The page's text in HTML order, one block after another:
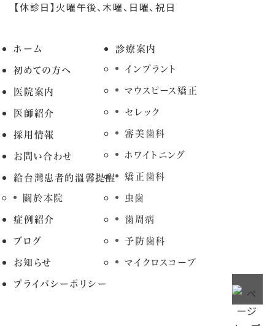
【休診日】火曜午後、木曜、日曜、祝日
ホーム
初めての方へ
医院案内
医師紹介
採用情報
お問い合わせ
給台灣患者的溫馨提醒
關於本院
症例紹介
ブログ
お知らせ
プライバシーポリシー
診療案内
インプラント
マウスピース矯正
セレック
審美歯科
ホワイトニング
矯正歯科
虫歯
歯周病
予防歯科
マイクロスコープ